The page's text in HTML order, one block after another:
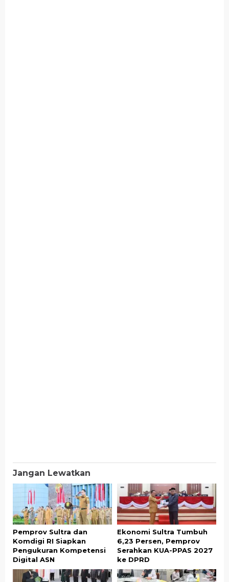
Jangan Lewatkan
Pemprov Sultra dan
Komdigi RI Siapkan
Pengukuran Kompetensi
Digital ASN
Ekonomi Sultra Tumbuh
6,23 Persen, Pemprov
Serahkan KUA-PPAS 2027
ke DPRD